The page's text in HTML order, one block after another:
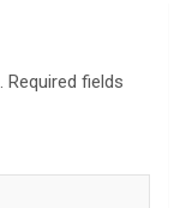
Required fields